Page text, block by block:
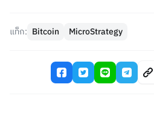
แท็ก: Bitcoin MicroStrategy